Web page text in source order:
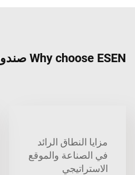
Why choose ESEN صندوق قفل الحاوية?
مزايا النطاق الرائد
في الصناعة والموقع
الاستراتيجي